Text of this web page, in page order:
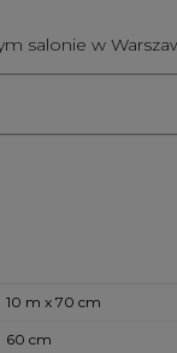
salonie w
10 m x 70 cm
60 cm